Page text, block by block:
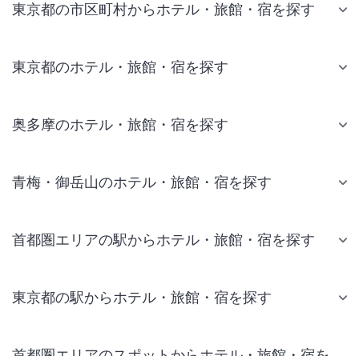
東京都の市区町村からホテル・旅館・宿を探す
東京都のホテル・旅館・宿を探す
奥多摩のホテル・旅館・宿を探す
青梅・御岳山のホテル・旅館・宿を探す
首都圏エリアの駅からホテル・旅館・宿を探す
東京都の駅からホテル・旅館・宿を探す